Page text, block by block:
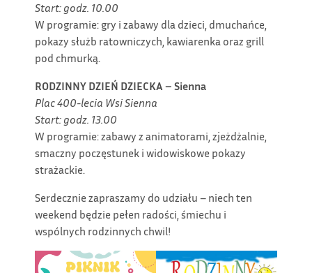
Start: godz. 10.00
W programie: gry i zabawy dla dzieci, dmuchańce,
pokazy służb ratowniczych, kawiarenka oraz grill
pod chmurką.
RODZINNY DZIEŃ DZIECKA – Sienna
Plac 400-lecia Wsi Sienna
Start: godz. 13.00
W programie: zabawy z animatorami, zjeżdżalnie,
smaczny poczęstunek i widowiskowe pokazy
strażackie.
Serdecznie zapraszamy do udziału – niech ten
weekend będzie pełen radości, śmiechu i
wspólnych rodzinnych chwil!